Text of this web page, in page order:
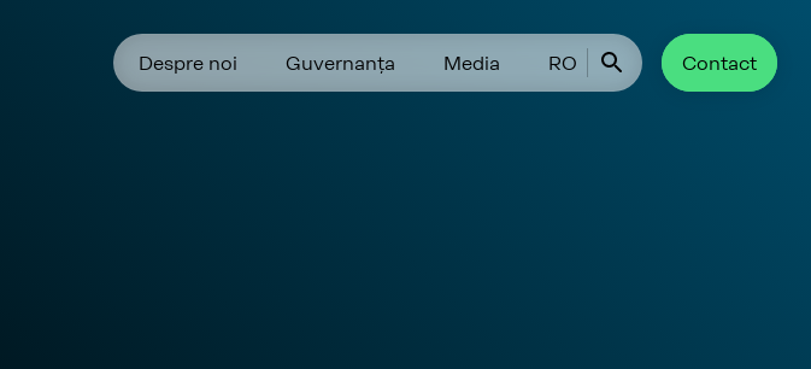
Despre noi Guvernanța Media RO Contact